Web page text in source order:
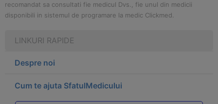
recomandat sa consultati fie medicul Dvs., fie unul din medicii
disponibili in sistemul de programare la medic Clickmed.
LINKURI RAPIDE
Despre noi
Cum te ajuta SfatulMedicului